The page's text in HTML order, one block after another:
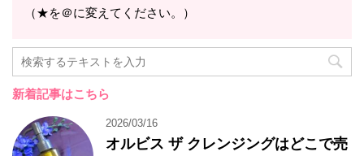
（★を＠に変えてください。）
新着記事はこちら
2026/03/16
オルビス ザ クレンジングはどこで売